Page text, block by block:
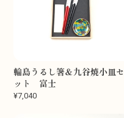
輪島うるし箸＆九谷焼小皿セ
ット 富士
¥7,040